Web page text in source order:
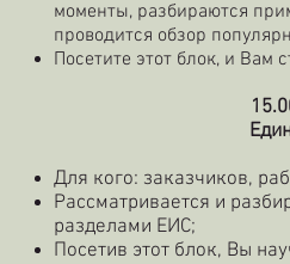
моменты, разбираются
проводится обзор
Посетите этот блок, и Вам
Для кого: заказчиков,
Рассматривается и
разделами ЕИС;
Посетив этот блок, Вы